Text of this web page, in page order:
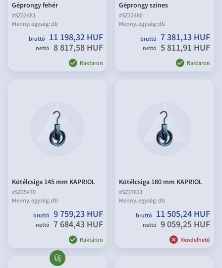
Géprongy fehér
#SZ22481
Menny. egység:db
bruttó 11 198,32 HUF
nettó 8 817,58 HUF
Raktáron
Géprongy színes
#SZ22480
Menny. egység:db
bruttó 7 381,13 HUF
nettó 5 811,91 HUF
Raktáron
Kötélcsiga 145 mm KAPRIOL
#SZ35470
Menny. egység:db
bruttó 9 759,23 HUF
nettó 7 684,43 HUF
Raktáron
Kötélcsiga 180 mm KAPRIOL
#SZ37831
Menny. egység:db
bruttó 11 505,24 HUF
nettó 9 059,25 HUF
Rendelhető
Új